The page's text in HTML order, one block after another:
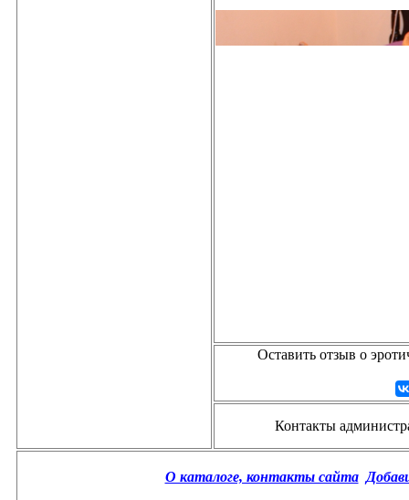
Оставить отзыв о
Контакты
О каталоге, контакты сайта